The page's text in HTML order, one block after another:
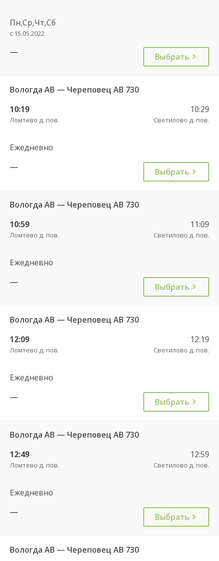
Пн,Ср,Чт,Сб
с 15.05.2022
— Выбрать
Вологда АВ — Череповец АВ 730
10:19
Ломтево д. пов.
10:29
Светилово д. пов.
Ежедневно
—
Выбрать
Вологда АВ — Череповец АВ 730
10:59
Ломтево д. пов.
11:09
Светилово д. пов.
Ежедневно
—
Выбрать
Вологда АВ — Череповец АВ 730
12:09
Ломтево д. пов.
12:19
Светилово д. пов.
Ежедневно
—
Выбрать
Вологда АВ — Череповец АВ 730
12:49
Ломтево д. пов.
12:59
Светилово д. пов.
Ежедневно
—
Выбрать
Вологда АВ — Череповец АВ 730